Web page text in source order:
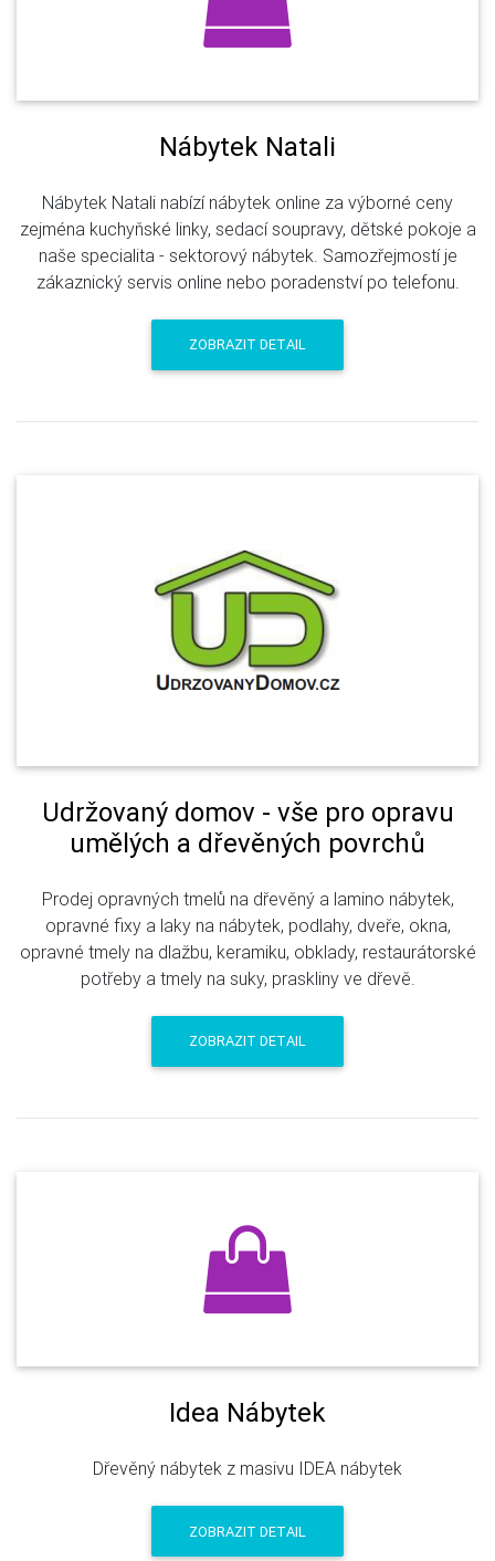
Nábytek Natali
Nábytek Natali nabízí nábytek online za výborné ceny
zejména kuchyňské linky, sedací soupravy, dětské pokoje a
naše specialita - sektorový nábytek. Samozřejmostí je
zákaznický servis online nebo poradenství po telefonu.
ZOBRAZIT DETAIL
Udržovaný domov - vše pro opravu
umělých a dřevěných povrchů
Prodej opravných tmelů na dřevěný a lamino nábytek,
opravné fixy a laky na nábytek, podlahy, dveře, okna,
opravné tmely na dlažbu, keramiku, obklady, restaurátorské
potřeby a tmely na suky, praskliny ve dřevě.
ZOBRAZIT DETAIL
Idea Nábytek
Dřevěný nábytek z masivu IDEA nábytek
ZOBRAZIT DETAIL